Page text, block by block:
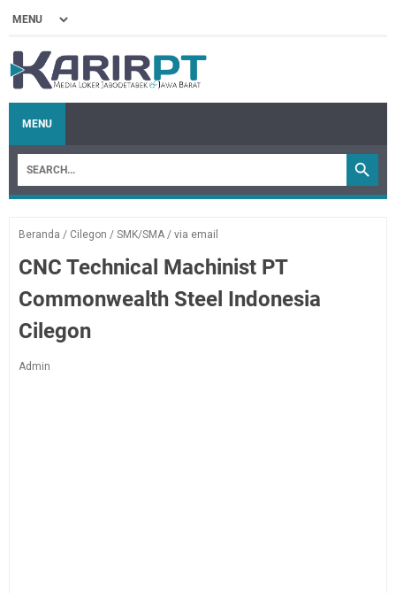
MENU
Beranda / Cilegon / SMK/SMA / via email
CNC Technical Machinist PT
Commonwealth Steel Indonesia
Cilegon
Admin